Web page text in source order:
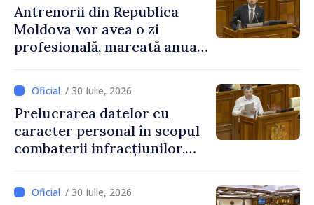
Antrenorii din Republica
Moldova vor avea o zi
profesională, marcată anual
/ 30 Iulie, 2026
Prelucrarea datelor cu
caracter personal în scopul
combaterii infracțiunilor,
/ 30 Iulie, 2026